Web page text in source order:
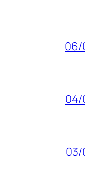
06/
04/
03/